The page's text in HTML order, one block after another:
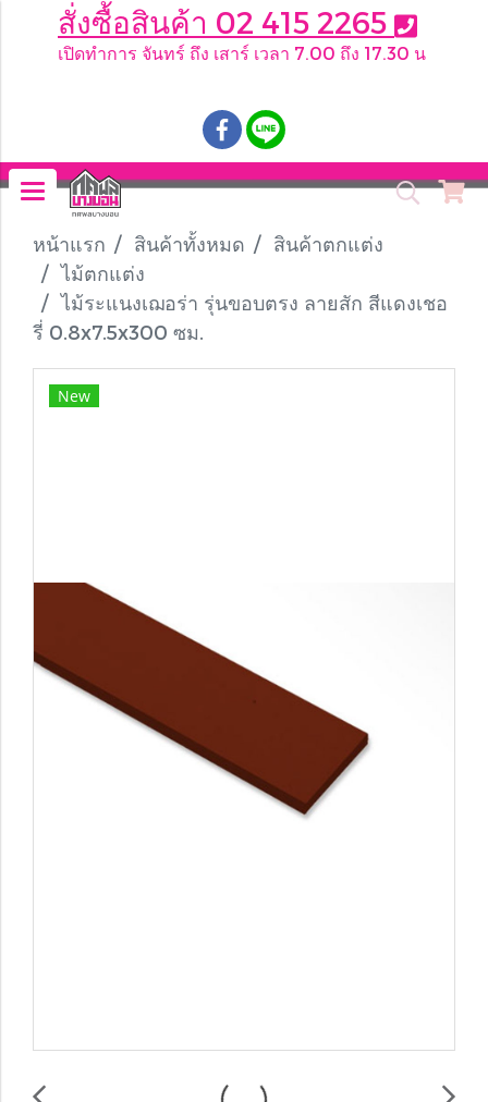
สั่งซื้อสินค้า 02 415 2265
เปิดทำการ จันทร์ ถึง เสาร์ เวลา 7.00 ถึง 17.30 น
หน้าแรก สินค้าทั้งหมด
สินค้าตกแต่ง
ไม้ตกแต่ง
ไม้ระแนงเฌอร่า รุ่นขอบตรง ลายสัก สีแดงเชอ
รี่ 0.8x7.5x300 ซม.
New